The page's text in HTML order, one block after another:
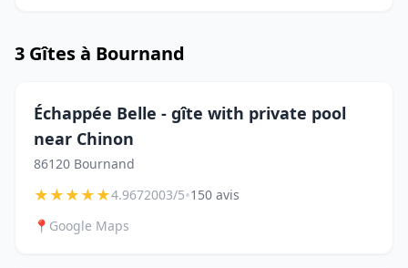
3 Gîtes à Bournand
Échappée Belle - gîte with private pool
near Chinon
86120 Bournand
★★★★★4.9672003/5•150 avis
📍 Google Maps